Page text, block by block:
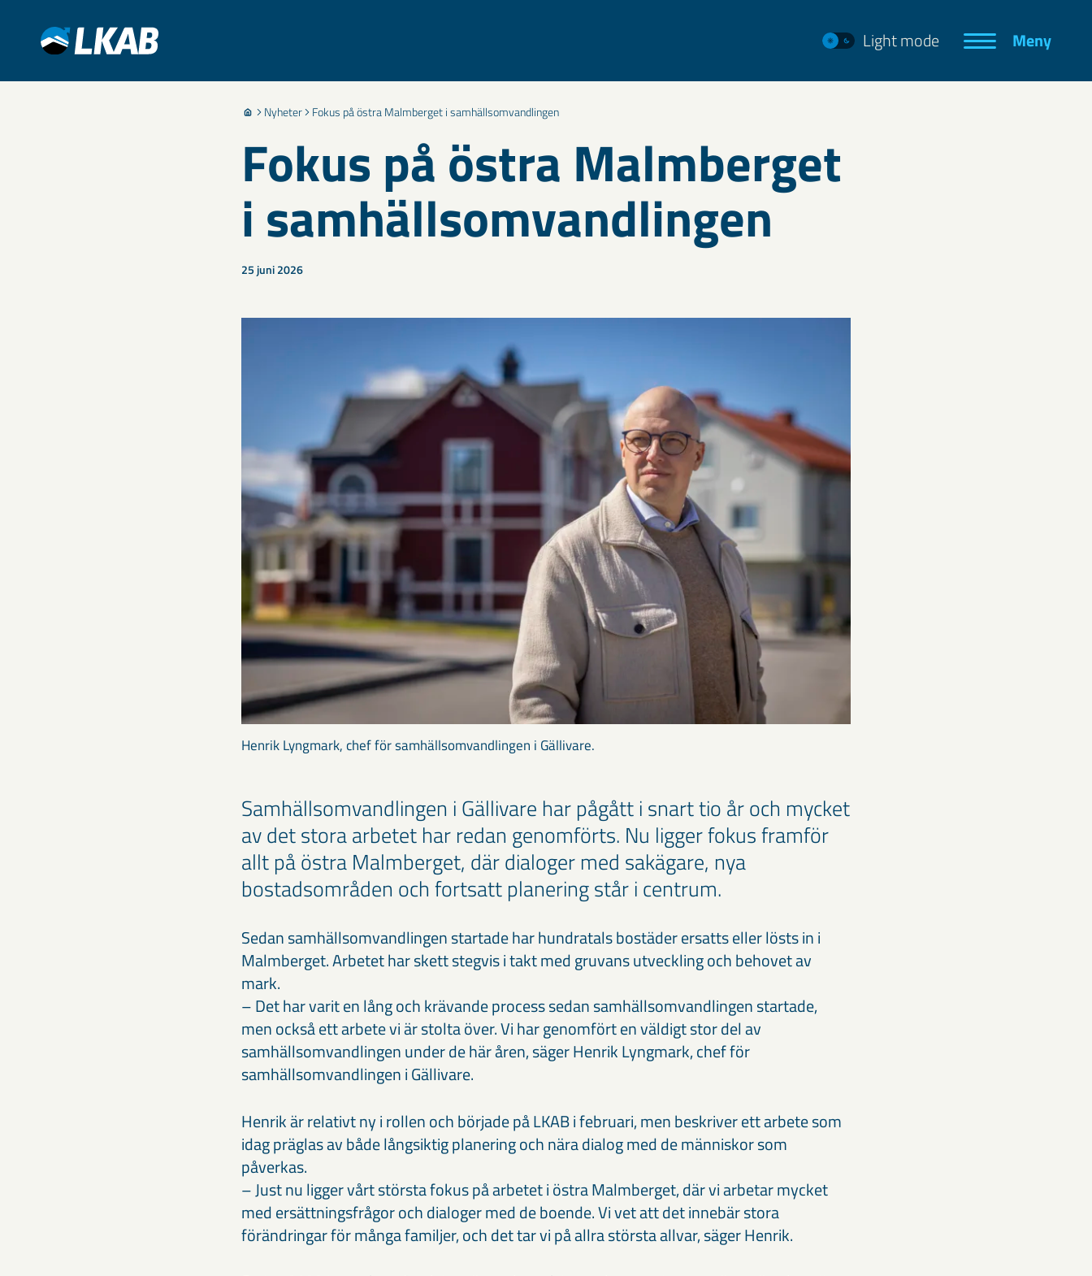
Light mode Meny
Nyheter Fokus på östra Malmberget i samhällsomvandlingen
Fokus på östra Malmberget
i samhällsomvandlingen
25 juni 2026
Henrik Lyngmark, chef för samhällsomvandlingen i Gällivare.
Samhällsomvandlingen i Gällivare har pågått i snart tio år och mycket
av det stora arbetet har redan genomförts. Nu ligger fokus framför
allt på östra Malmberget, där dialoger med sakägare, nya
bostadsområden och fortsatt planering står i centrum.
Sedan samhällsomvandlingen startade har hundratals bostäder ersatts eller lösts in i
Malmberget. Arbetet har skett stegvis i takt med gruvans utveckling och behovet av
mark.
– Det har varit en lång och krävande process sedan samhällsomvandlingen startade,
men också ett arbete vi är stolta över. Vi har genomfört en väldigt stor del av
samhällsomvandlingen under de här åren, säger Henrik Lyngmark, chef för
samhällsomvandlingen i Gällivare.
Henrik är relativt ny i rollen och började på LKAB i februari, men beskriver ett arbete som
idag präglas av både långsiktig planering och nära dialog med de människor som
påverkas.
– Just nu ligger vårt största fokus på arbetet i östra Malmberget, där vi arbetar mycket
med ersättningsfrågor och dialoger med de boende. Vi vet att det innebär stora
förändringar för många familjer, och det tar vi på allra största allvar, säger Henrik.